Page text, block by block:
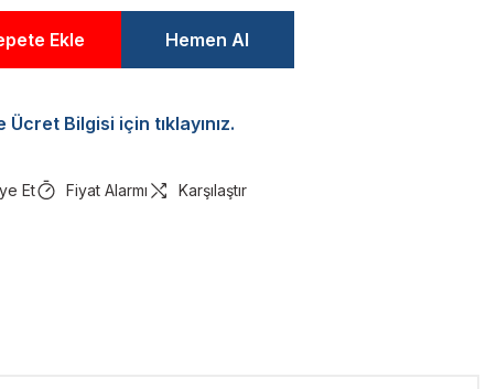
Ekle Hemen Al
Bilgisi için tıklayınız.
Et Fiyat Alarmı Karşılaştır